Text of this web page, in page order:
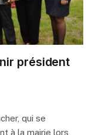
président
qui se
à la mairie lors